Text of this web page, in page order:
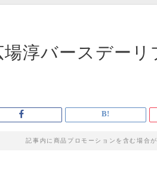
場淳バースデー
記事内に商品プロモーションを含む場合